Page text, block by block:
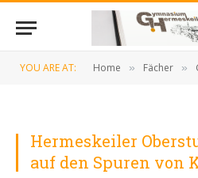
YOU ARE AT: Home » Fächer »
Hermeskeiler
auf den Spuren von